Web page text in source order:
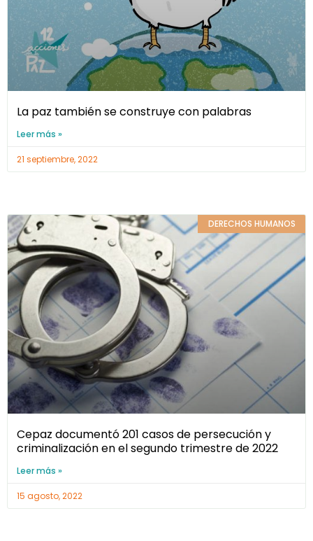
La paz también se construye con palabras
Leer más »
21 septiembre, 2022
DERECHOS HUMANOS
Cepaz documentó 201 casos de persecución y
criminalización en el segundo trimestre de 2022
Leer más »
15 agosto, 2022